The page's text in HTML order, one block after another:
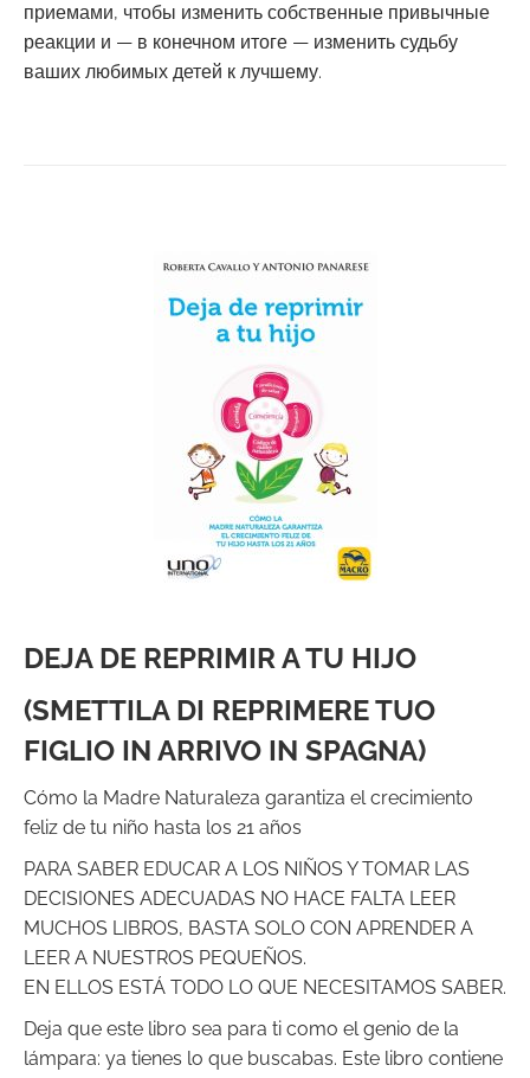
приемами, чтобы изменить собственные привычные
реакции и — в конечном итоге — изменить судьбу
ваших любимых детей к лучшему.
DEJA DE REPRIMIR A TU HIJO
(SMETTILA DI REPRIMERE TUO
FIGLIO IN ARRIVO IN SPAGNA)
Cómo la Madre Naturaleza garantiza el crecimiento
feliz de tu niño hasta los 21 años
PARA SABER EDUCAR A LOS NIÑOS Y TOMAR LAS
DECISIONES ADECUADAS NO HACE FALTA LEER
MUCHOS LIBROS, BASTA SOLO CON APRENDER A
LEER A NUESTROS PEQUEÑOS.
EN ELLOS ESTÁ TODO LO QUE NECESITAMOS SABER.
Deja que este libro sea para ti como el genio de la
lámpara: ya tienes lo que buscabas. Este libro contiene